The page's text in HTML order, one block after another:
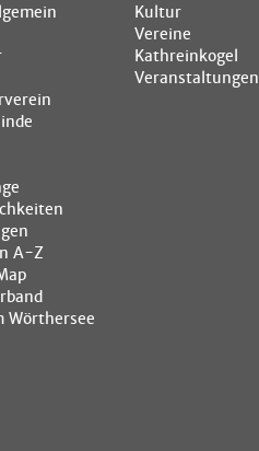
A-Z
Wörthersee
Kultur
Vereine
Kathreinkogel
Veranstaltungen